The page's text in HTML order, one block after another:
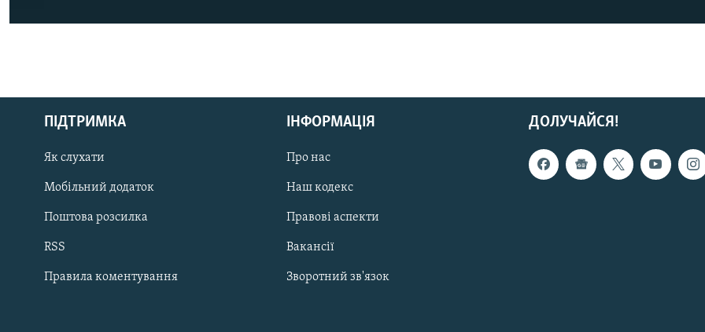
РУС
ДОЛУЧАЙСЯ!
ДОЛУЧАЙСЯ!
ПІДТРИМКА
Як слухати
Мобільний додаток
Поштова розсилка
RSS
Правила коментування
ІНФОРМАЦІЯ
Про нас
Наш кодекс
Правові аспекти
Вакансії
Зворотний зв'язок